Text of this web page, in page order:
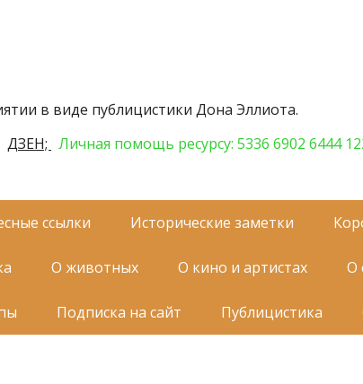
в виде публицистики Дона Эллиота.
ДЗЕН; Личная помощь ресурсу: 5336 6902 6444
ссылки Исторические заметки
О животных О кино и артистах О
Подписка на сайт Публицистика